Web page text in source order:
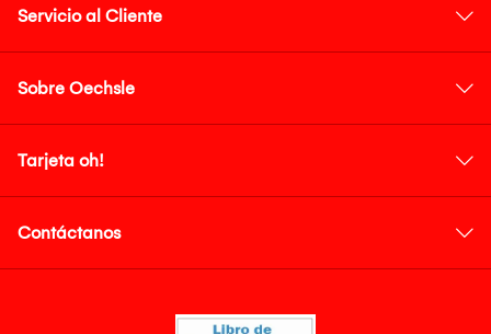
Servicio al Cliente
Sobre Oechsle
Tarjeta oh!
Contáctanos